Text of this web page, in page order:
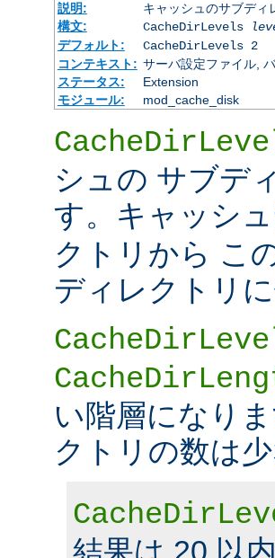
説明:
キャッシュのサブディ
構文:
CacheDirLevels
デフォルト:
CacheDirLevels 2
コンテキスト: サーバ設定ファイル,
ステータス:
Extension
モジュール:
mod_cache_disk
シュの サブデ
す。キャッシ
クトリから こ
ディレクトリ
い階層になり
クトリの数は
結果は 20 以